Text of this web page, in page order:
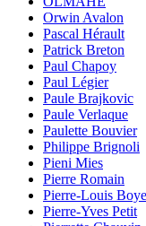
Orwin Avalon
Pascal Hérault
Patrick Breton
Paul Chapoy
Paul Légier
Paule Brajkovic
Paule Verlaque
Paulette Bouvier
Philippe Brignoli
Pieni Mies
Pierre Romain
Pierre-Louis
Pierre-Yves Petit